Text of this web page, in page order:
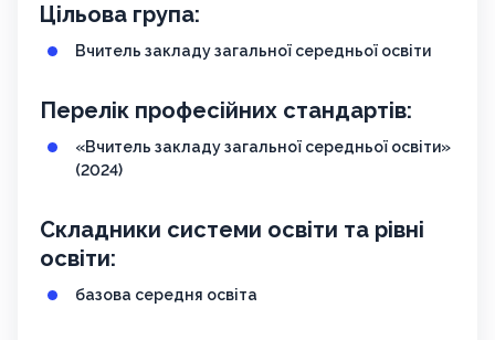
Цільова група:
Вчитель закладу загальної середньої освіти
Перелік професійних стандартів:
«Вчитель закладу загальної середньої освіти»
(2024)
Складники системи освіти та рівні
освіти:
базова середня освіта